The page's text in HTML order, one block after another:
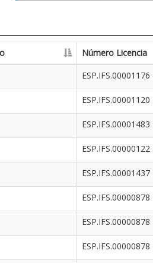
Número Licencia
ESP.IFS.00001176
ESP.IFS.00001120
ESP.IFS.00001483
ESP.IFS.00000122
ESP.IFS.00001437
ESP.IFS.00000878
ESP.IFS.00000878
ESP.IFS.00000878